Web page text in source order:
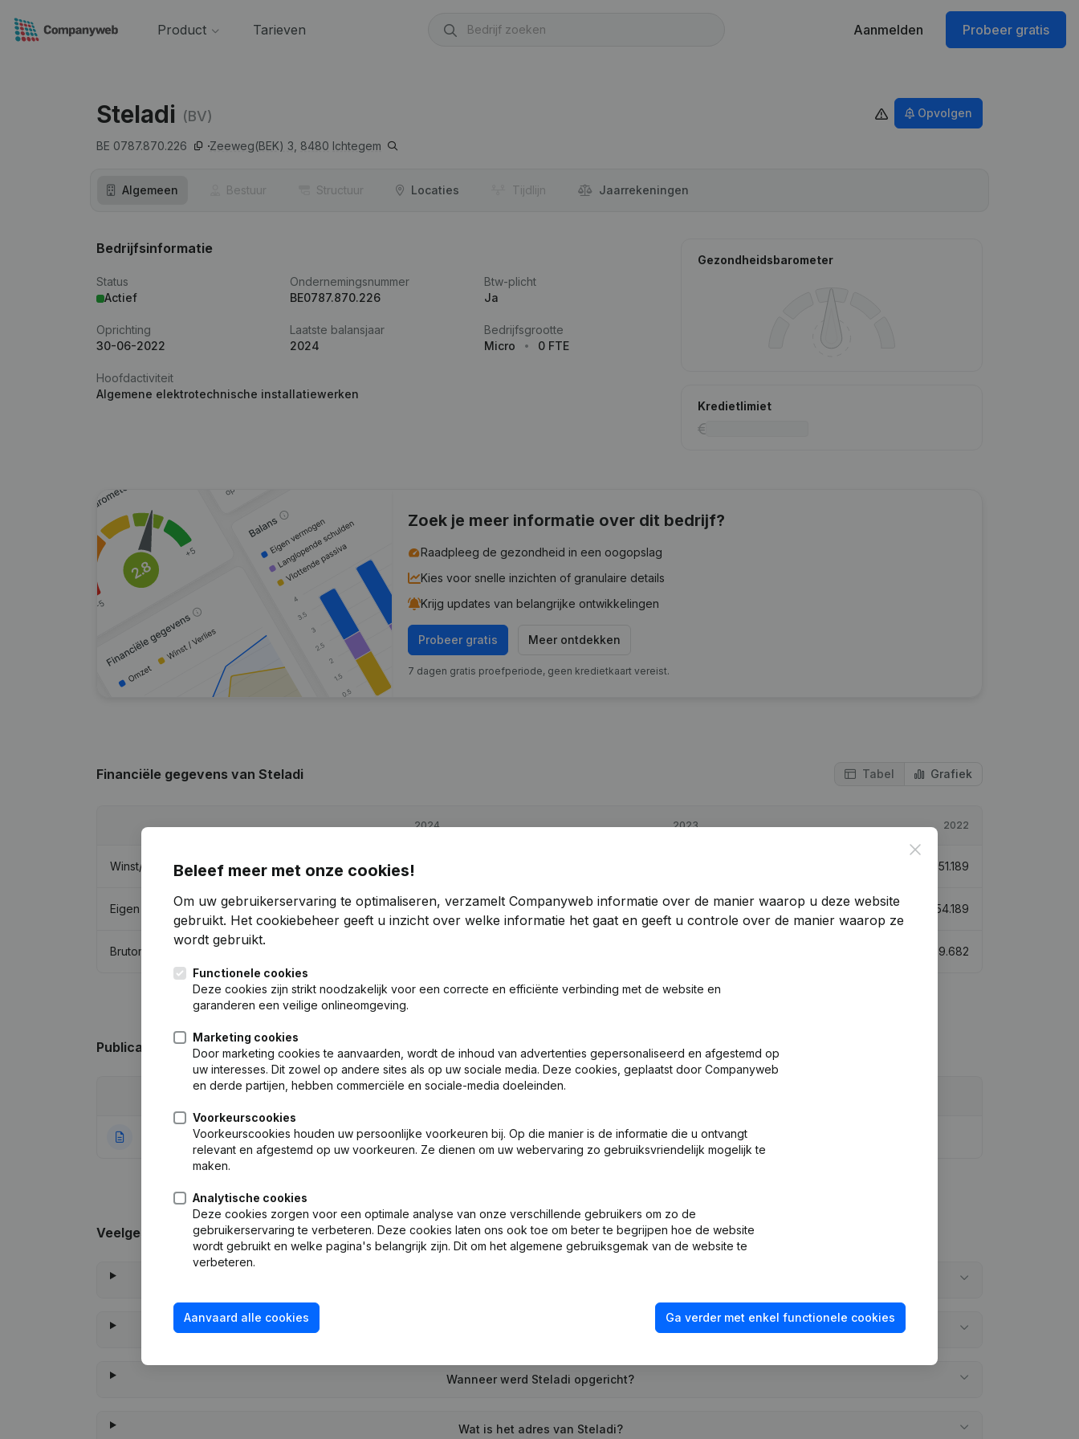
Product Tarieven Aanmelden Probeer gratis
Steladi (BV)
BE 0787.870.226 Zeeweg(BEK) 3, 8480 Ichtegem
Opvolgen
Algemeen Bestuur Structuur Locaties Tijdlijn Jaar­rekeningen
Bedrijfsinformatie
Status
Actief
Ondernemingsnummer
BE0787.870.226
Btw-plicht
Ja
Oprichting
30-06-2022
Laatste balansjaar
2024
Bedrijfsgrootte
Micro
0 FTE
Hoofdactiviteit
Algemene elektrotechnische installatiewerken
Gezondheidsbarometer
Kredietlimiet
Zoek je meer informatie over dit bedrijf?
Raadpleeg de gezondheid in een oogopslag
Kies voor snelle inzichten of granulaire details
Krijg updates van belangrijke ontwikkelingen
Probeer gratis Meer ontdekken
7 dagen gratis proefperiode, geen kredietkaart vereist.
Financiële gegevens van Steladi Tabel Grafiek
2024 2023 2022
Winst/Verlies €34.889 51.189
Eigen vermogen €113.177 44,56% € 78.288 44,47% 54.189
Brutomarge 69.682
Publicaties van Steladi
Publicatie
04-07-2022 Rubriek Oprichting (Nieuwe Rechtspersoon, Opening Bijkantoor, enz...)
Veelgestelde vragen
Wanneer werd Steladi opgericht?
Wat is het adres van Steladi?
Close
Beleef meer met onze cookies!
Om uw gebruikerservaring te optimaliseren, verzamelt Companyweb informatie over de manier waarop u deze website
gebruikt. Het cookiebeheer geeft u inzicht over welke informatie het gaat en geeft u controle over de manier waarop ze
wordt gebruikt.
Functionele cookies
Deze cookies zijn strikt noodzakelijk voor een correcte en efficiënte verbinding met de website en
garanderen een veilige onlineomgeving.
Marketing cookies
Door marketing cookies te aanvaarden, wordt de inhoud van advertenties gepersonaliseerd en afgestemd op
uw interesses. Dit zowel op andere sites als op uw sociale media. Deze cookies, geplaatst door Companyweb
en derde partijen, hebben commerciële en sociale-media doeleinden.
Voorkeurscookies
Voorkeurscookies houden uw persoonlijke voorkeuren bij. Op die manier is de informatie die u ontvangt
relevant en afgestemd op uw voorkeuren. Ze dienen om uw webervaring zo gebruiksvriendelijk mogelijk te
maken.
Analytische cookies
Deze cookies zorgen voor een optimale analyse van onze verschillende gebruikers om zo de
gebruikerservaring te verbeteren. Deze cookies laten ons ook toe om beter te begrijpen hoe de website
wordt gebruikt en welke pagina's belangrijk zijn. Dit om het algemene gebruiksgemak van de website te
verbeteren.
Aanvaard alle cookies Ga verder met enkel functionele cookies